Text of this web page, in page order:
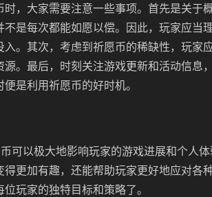
时，大家需要注意一些事项。首先是关于
是每次都能如愿以偿。因此，玩家应当
入。其次，考虑到祈愿币的稀缺性，玩家
源。最后，时刻关注游戏更新和活动信息
是利用祈愿币的好时机。
可以极大地影响玩家的游戏进展和个人
得更加有趣，还能帮助玩家更好地应对各
玩家的独特目标和策略了。